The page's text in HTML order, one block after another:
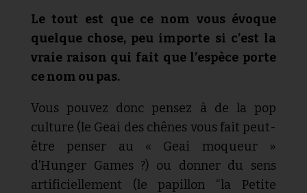
Le tout est que ce nom vous évoque
quelque chose, peu importe si c’est la
vraie raison qui fait que l’espèce porte
ce nom ou pas.
Vous pouvez donc pensez à de la pop
culture (le Geai des chênes vous fait peut-
être penser au « Geai moqueur »
d’Hunger Games ?) ou donner du sens
artificiellement (le papillon “la Petite